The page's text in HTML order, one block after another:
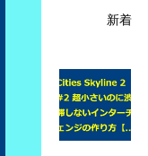
新着